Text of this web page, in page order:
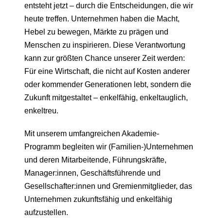
entsteht jetzt – durch die Entscheidungen, die wir
heute treffen. Unternehmen haben die Macht,
Hebel zu bewegen, Märkte zu prägen und
Menschen zu inspirieren. Diese Verantwortung
kann zur größten Chance unserer Zeit werden:
Für eine Wirtschaft, die nicht auf Kosten anderer
oder kommender Generationen lebt, sondern die
Zukunft mitgestaltet – enkelfähig, enkeltauglich,
enkeltreu.
Mit unserem umfangreichen Akademie-
Programm begleiten wir (Familien-)Unternehmen
und deren Mitarbeitende, Führungskräfte,
Manager:innen, Geschäftsführende und
Gesellschafter:innen und Gremienmitglieder, das
Unternehmen zukunftsfähig und enkelfähig
aufzustellen.